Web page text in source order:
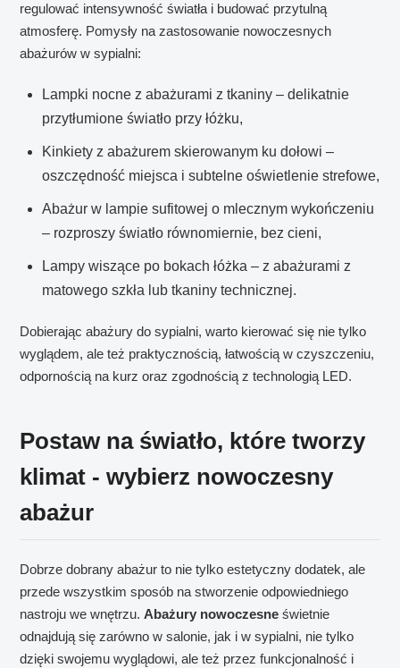
regulować intensywność światła i budować przytulną
atmosferę. Pomysły na zastosowanie nowoczesnych
abażurów w sypialni:
Lampki nocne z abażurami z tkaniny – delikatnie
przytłumione światło przy łóżku,
Kinkiety z abażurem skierowanym ku dołowi –
oszczędność miejsca i subtelne oświetlenie strefowe,
Abażur w lampie sufitowej o mlecznym wykończeniu
– rozproszy światło równomiernie, bez cieni,
Lampy wiszące po bokach łóżka – z abażurami z
matowego szkła lub tkaniny technicznej.
Dobierając abażury do sypialni, warto kierować się nie tylko
wyglądem, ale też praktycznością, łatwością w czyszczeniu,
odpornością na kurz oraz zgodnością z technologią LED.
Postaw na światło, które tworzy
klimat - wybierz nowoczesny
abażur
Dobrze dobrany abażur to nie tylko estetyczny dodatek, ale
przede wszystkim sposób na stworzenie odpowiedniego
nastroju we wnętrzu.Abażury nowoczesne świetnie
odnajdują się zarówno w salonie, jak i w sypialni, nie tylko
dzięki swojemu wyglądowi, ale też przez funkcjonalność i